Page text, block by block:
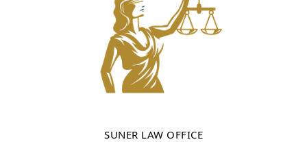
SUNER LAW OFFICE